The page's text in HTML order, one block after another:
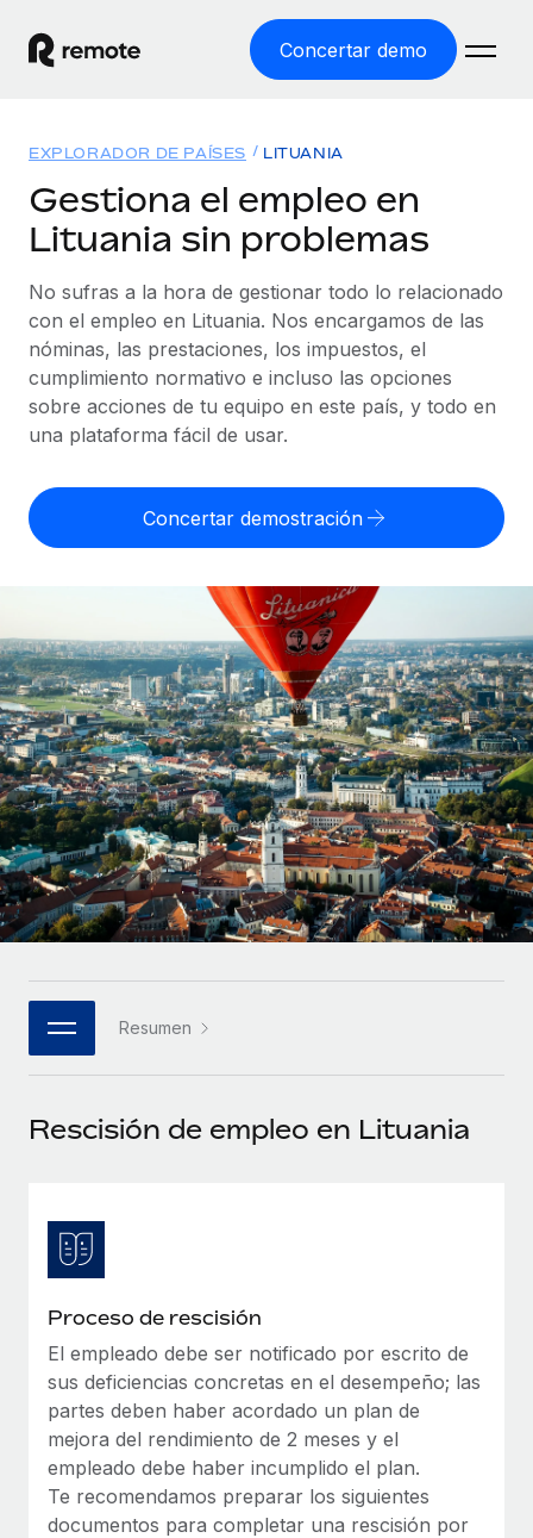
Concertar demo
EMPLEO GLOBAL
Nómina global
Gestiona las nóminas de forma sencilla y conforme a la
legalidad.
Employer of Record
Expándete en todo el mundo sin gastar en entidades.
cumpliendo la normativa.
Integra y gestiona a autónomos globalmente.
PEO
Externaliza tareas laborales complejas.
INFRAESTRUCTURA
Conexión Remote
Integra los RR. HH. en tus flujos de trabajo sin
complicaciones.
Plataforma
Funciones esenciales de RR. HH. integradas para tu
Conectar
Conecta cualquier herramienta de IA con Remote
Optimiza los procesos con herramientas empresariales
SERVICIOS
Obtén ayuda de gente experta en RR. HH. globales
y cumplimiento normativo.
Comprobaciones de antecedentes
Simplifica los procesos de cribado de candidatos.
Cumplimiento normativo
Adelántate a los riesgos de cumplimiento
Soluciones
COBERTURA MUNDIAL
Explorador de países
Consulta el soporte del empleo global según el país.
Explorador estatal de EE. UU.
Simplifica la contratación en todos los estados de EE.
Comparador de Remote
Compáranos con otras empresas.
ETAPAS DE CRECIMIENTO
Startups
Soluciones ágiles de RR. HH. globales y nóminas para
empresas en crecimiento.
Mediana empresa
Amplía tu equipo con soluciones de RR. HH.
personalizadas.
Empresa
RR. HH. globales para grandes empresas.
ASOCIARSE
Socios tecnológicos estratégicos
Integra la gestión de los RR. HH. globales en tu
Asociarse
Consultoría de integraciones y automatización con IA.
CASOS PRÁCTICOS
Recursos
HERRAMIENTAS Y CALCULADORAS
Calculadora del riesgo de clasificación errónea
Consulta el riesgo de clasificación errónea por país.
cualquier país.
Descubre opciones de divisas y tiempos de pago para
autónomos globales.
APRENDIZAJE CON REMOTE
Guías y recursos
Casos prácticos
Glosario de RR. HH.
Listas de verificación y plantillas
Biblioteca de descripciones de puestos
Webinarios
Información sobre salarios y talento
Obtén ayuda
Nómina global
EOR y PEO
Contractor Management
Precios
English
Français
Deutsch
Español
Italiano
Português (Portugal)
日本語
한국어
中文（简体）
EXPLORADOR DE PAÍSES LITUANIA
Gestiona el empleo en
Lituania sin problemas
No sufras a la hora de gestionar todo lo relacionado
con el empleo en Lituania. Nos encargamos de las
nóminas, las prestaciones, los impuestos, el
cumplimiento normativo e incluso las opciones
sobre acciones de tu equipo en este país, y todo en
una plataforma fácil de usar.
Concertar demostración
Resumen
Rescisión de empleo en Lituania
Proceso de rescisión
El empleado debe ser notificado por escrito de
sus deficiencias concretas en el desempeño; las
partes deben haber acordado un plan de
mejora del rendimiento de 2 meses y el
empleado debe haber incumplido el plan.
Te recomendamos preparar los siguientes
documentos para completar una rescisión por